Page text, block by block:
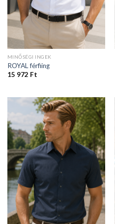
MINŐSÉGI INGEK
ROYAL férfiing
15 972 Ft